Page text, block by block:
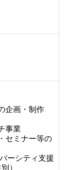
企画・制作
事業
セミナー等の
ーシティ支援
）